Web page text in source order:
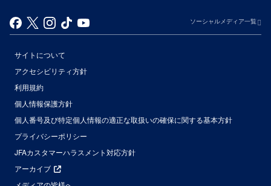
ソーシャルメディア一覧
サイトについて
アクセシビリティ方針
利用規約
個人情報保護方針
個人番号及び特定個人情報の適正な取扱いの確保に関する基本方針
プライバシーポリシー
JFAカスタマーハラスメント対応方針
アーカイブ